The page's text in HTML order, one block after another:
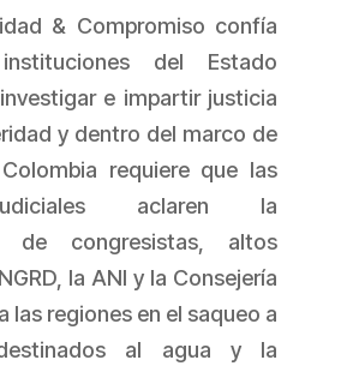
& Compromiso confía
del Estado
e impartir justicia
y dentro del marco de
requiere que las
aclaren la
de congresistas, altos
la ANI y la Consejería
las regiones en el saqueo a
al agua y la